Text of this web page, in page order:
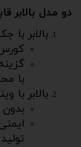
دو مدل بالابر
بالابر با
کورس
با
بالابر با